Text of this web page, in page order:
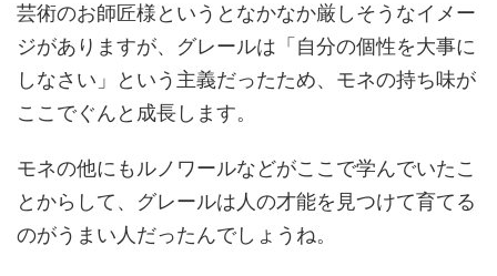
芸術のお師匠様というとなかなか厳しそうなイメー
ジがありますが、グレールは「自分の個性を大事に
しなさい」という主義だったため、モネの持ち味が
ここでぐんと成長します。
モネの他にもルノワールなどがここで学んでいたこ
とからして、グレールは人の才能を見つけて育てる
のがうまい人だったんでしょうね。